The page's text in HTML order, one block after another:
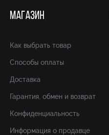
МАГАЗИН
Как выбрать товар
Способы оплаты
Доставка
Гарантия, обмен и возврат
Конфиденциальность
Информация о продавце